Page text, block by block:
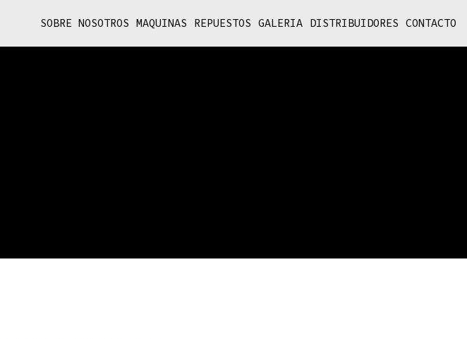
SOBRE NOSOTROS MAQUINAS REPUESTOS GALERIA DISTRIBUIDORES CONTACTO